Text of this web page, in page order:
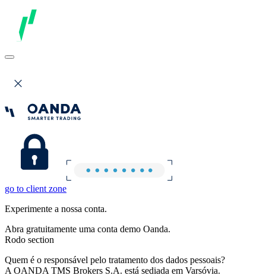
go to client zone
Experimente a nossa conta.
Abra gratuitamente uma conta demo Oanda.
Rodo section
Quem é o responsável pelo tratamento dos dados pessoais?
A OANDA TMS Brokers S.A. está sediada em Varsóvia.